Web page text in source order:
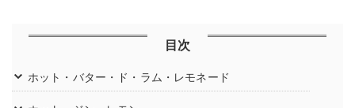
目次
ホット・バター・ド・ラム・レモネード